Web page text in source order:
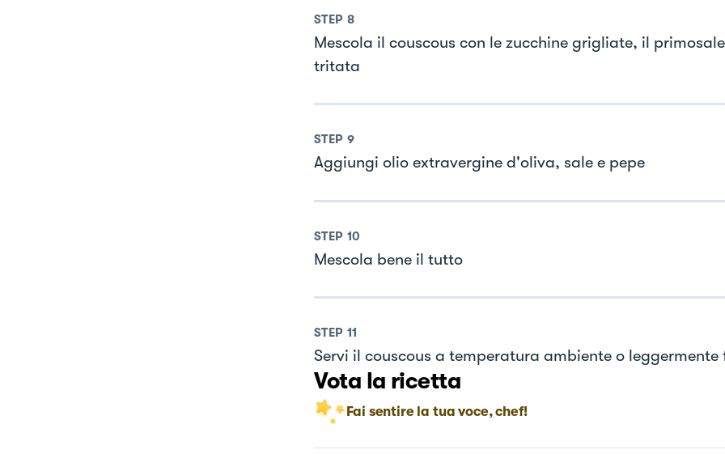
STEP 8
Mescola il couscous con le zucchine grigliate, il
tritata
STEP 9
Aggiungi olio extravergine d'oliva, sale e pepe
STEP 10
Mescola bene il tutto
STEP 11
Servi il couscous a temperatura ambiente o leggermente
Vota la ricetta
Fai sentire la tua voce, chef!